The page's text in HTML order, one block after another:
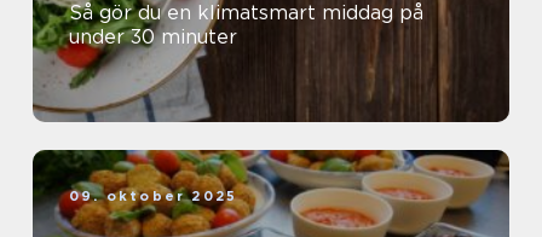
Så gör du en klimatsmart middag på
under 30 minuter
09. oktober 2025